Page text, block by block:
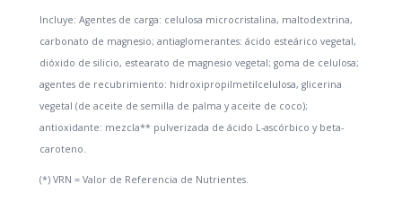
Incluye: Agentes de carga: celulosa microcristalina, maltodextrina,
carbonato de magnesio; antiaglomerantes: ácido esteárico vegetal,
dióxido de silicio, estearato de magnesio vegetal; goma de celulosa;
agentes de recubrimiento: hidroxipropilmetilcelulosa, glicerina
vegetal (de aceite de semilla de palma y aceite de coco);
antioxidante: mezcla** pulverizada de ácido L-ascórbico y beta-
caroteno.
(*) VRN = Valor de Referencia de Nutrientes.